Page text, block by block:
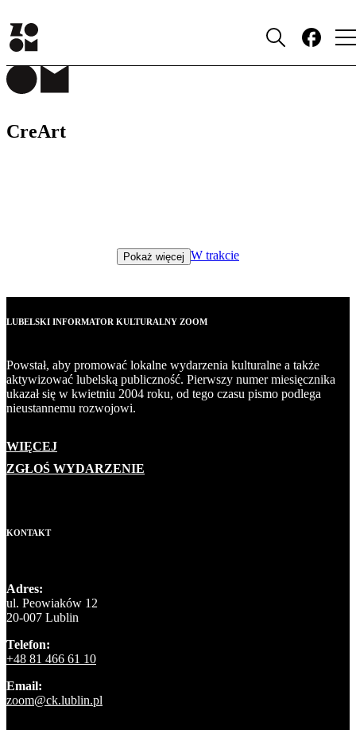
MIEJSCA
CreArt
Pokaż więcej W trakcie
LUBELSKI INFORMATOR KULTURALNY ZOOM
Powstał, aby promować lokalne wydarzenia kulturalne a także
aktywizować lubelską publiczność. Pierwszy numer miesięcznika
ukazał się w kwietniu 2004 roku, od tego czasu pismo podlega
nieustannemu rozwojowi.
WIĘCEJ
ZGŁOŚ WYDARZENIE
KONTAKT
Adres:
ul. Peowiaków 12
20-007 Lublin
Telefon:
+48 81 466 61 10
Email:
zoom@ck.lublin.pl